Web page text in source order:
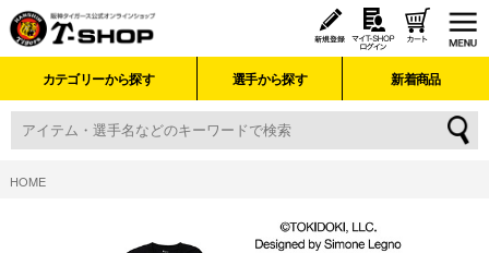
カテゴリーから探す 選手から探す 新着商品
HOME